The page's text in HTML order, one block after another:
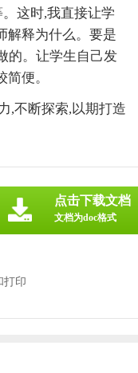
这时,我直接让学
解释为什么。要是
的。让学生自己发
便。
,不断探索,以期打造
打印
点击下载文档
文档为doc格式